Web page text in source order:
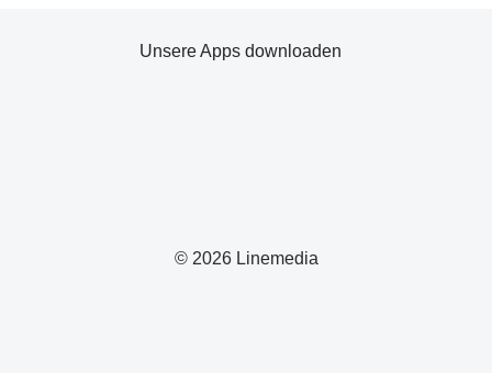
© 2026 Linemedia
Unsere Apps downloaden